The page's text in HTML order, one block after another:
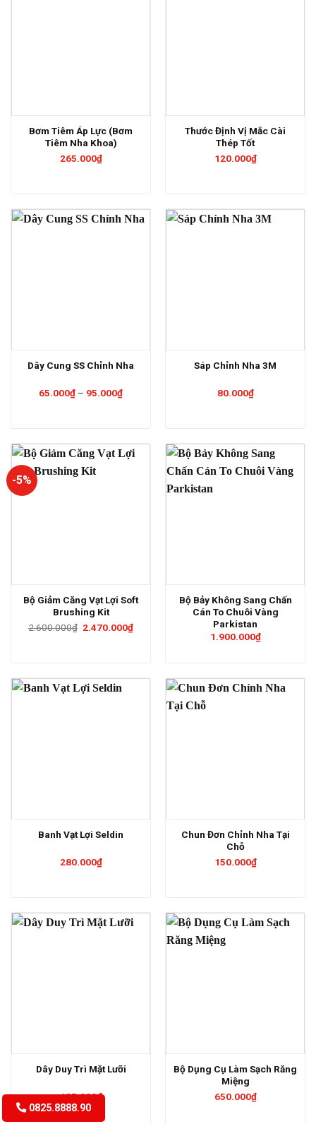
Bơm Tiêm Áp Lực (Bơm
Tiêm Nha Khoa)
265.000₫
Thước Định Vị Mắc Cài
Thép Tốt
120.000₫
Dây Cung SS Chỉnh Nha
65.000₫ – 95.000₫Khoảng
Sáp Chỉnh Nha 3M
80.000₫
-5%
Bộ Giảm Căng Vạt Lợi Soft
Brushing Kit
2.600.000₫ Giá
2.470.000₫Giá
Bộ Bảy Không Sang Chấn
Cán To Chuôi Vàng
Parkistan
1.900.000₫
Banh Vạt Lợi Seldin
280.000₫
Chun Đơn Chỉnh Nha Tại
Chỗ
150.000₫
Dây Duy Trì Mặt Lưỡi
125.000₫
Bộ Dụng Cụ Làm Sạch Răng
Miệng
650.000₫
0825.8888.90